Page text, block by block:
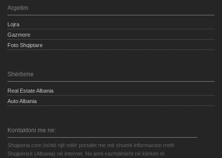
Argetim
Lojra
Gazmore
Foto Shqiptare
Shërbime
Real Estate Albania
Auto Albania
Kontaktoni me ne:
Shqiperia.com është një ndër portalet me më shumë informacion rreth
Shqipërisë (Albania) në internet. Ne jemi vazhdimisht në kërkim të